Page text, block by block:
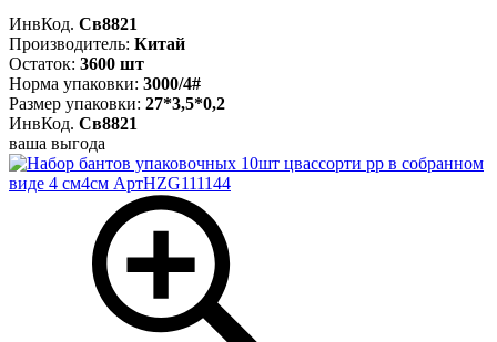
ИнвКод. Св8821
Производитель: Китай
Остаток: 3600 шт
Норма упаковки: 3000/4#
Размер упаковки: 27*3,5*0,2
ИнвКод. Св8821
ваша выгода